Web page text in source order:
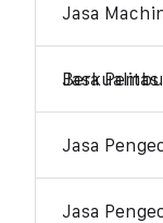
Jasa
Jasa Pembuatan Sparepart Berkualitas
Jasa
Jasa